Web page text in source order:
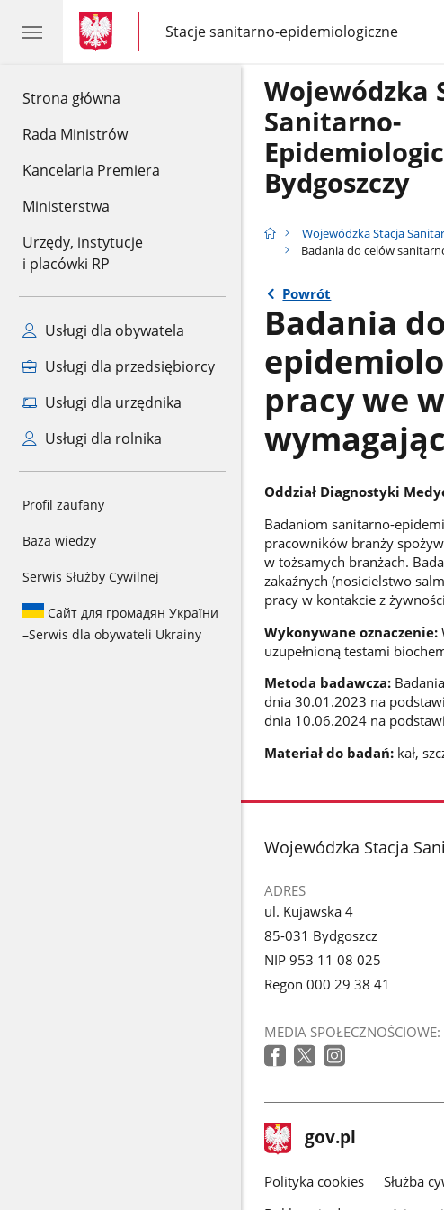
Strona główna
Rada Ministrów
Kancelaria Premiera
Ministerstwa
Urzędy, instytucje
i placówki RP
Usługi dla obywatela
Usługi dla przedsiębiorcy
Usługi dla urzędnika
Usługi dla rolnika
Profil zaufany
Baza wiedzy
Serwis Służby Cywilnej
Сайт для громадян України
–Serwis dla obywateli Ukrainy
gov.pl
gov.pl
Stacje sanitarno-epidemiologiczne
gov.pl
Stacje
sanitarno-
epidemiologiczne
Wojewódzka
Sanitarno-
Bydgoszczy
Wojewódzka Stacja
Badania do celów
Powrót
Badania
pracy we
Oddział Diagnostyki
Badaniom sanitarno-
pracowników branży
w tożsamych branżach.
zakaźnych (nosicielstwo
pracy w kontakcie z
Wykonywane oznaczenie:
uzupełnioną testami
Metoda badawcza:
dnia 30.01.2023 na
dnia 10.06.2024 na
Materiał do badań:kał,
stopka
Wojewódzka Stacja
ADRES
ul. Kujawska 4
85-031 Bydgoszcz
NIP 953 11 08 025
Regon 000 29 38 41
MEDIA SPOŁECZNOŚCIOWE:
stopka
gov.pl Strona
gov.pl
gov.pl
Polityka cookies Służba